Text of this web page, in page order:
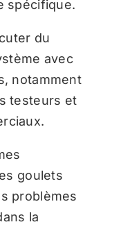
spécifique.
du
avec
notamment
testeurs et
goulets
problèmes
la